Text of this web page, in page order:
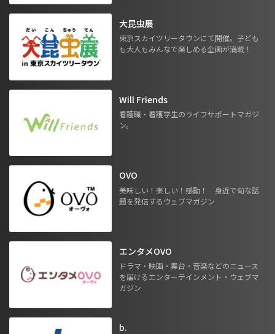
大昆虫展
東京スカイツリータウンにて開催。子ども
も大人もみんなで楽しめる企画が満載！
Will Friends
看護職・看護学生のライフサポートマガジ
ン。
OVO
美味しい！楽しい！感動！ 身近で旬な話
題を発信するウェブマガジン
エンタメOVO
ドラマ・映画・舞台・音楽などのニュース
を届けるエンターテインメント・ウェブマ
ガジン
b.